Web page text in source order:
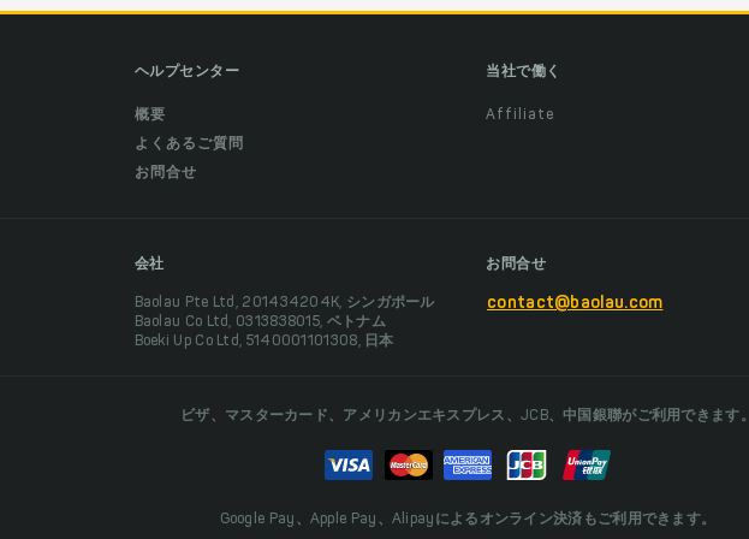
ヘルプセンター
概要
よくあるご質問
お問合せ
当社で働く
Affiliate
会社
Baolau Pte Ltd, 201434204K, シンガポール
Baolau Co Ltd, 0313838015, ベトナム
Boeki Up Co Ltd, 5140001101308, 日本
お問合せ
contact@baolau.com
ビザ、マスターカード、アメリカンエキスプレス、JCB、中国銀聯がご利用できます。
Google Pay、Apple Pay、Alipayによるオンライン決済もご利用できます。